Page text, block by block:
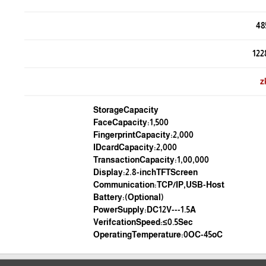
StorageCapacity
FaceCapacity:1,500
FingerprintCapacity:2,000
IDcardCapacity:2,000
TransactionCapacity:1,00,000
Display:2.8-inchTFTScreen
Communication:TCP/IP,USB-Host
Battery:(Optional)
PowerSupply:DC12V---1.5A
VerifcationSpeed:≤0.5Sec
OperatingTemperature:0OC-45oC